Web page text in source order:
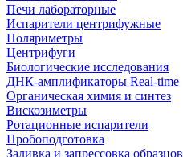
Печи лабораторные
Испарители центрифужные
Поляриметры
Центрифуги
Биологические исследования
ДНК-амплификаторы Real-time
Органическая химия и синтез
Вискозиметры
Ротационные испарители
Пробоподготовка
Заливка и запрессовка образцов